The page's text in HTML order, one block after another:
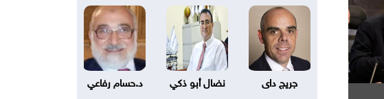
جريج داى نضال أبو ذكي د.حسام رفاعي